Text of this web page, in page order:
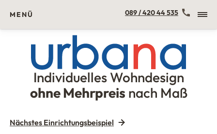
Urbana Möbel
Individuelles Wohndesign
ohne Mehrpreis nach Maß
MENÜ
Kontakt 089 / 420 44 535
Nächstes Einrichtungsbeispiel